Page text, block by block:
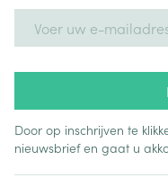
Door op inschrijven te
nieuwsbrief en gaat u